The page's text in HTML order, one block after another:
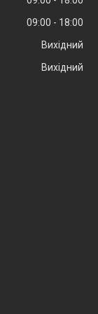
09:00
18:00
Вихідний
Вихідний